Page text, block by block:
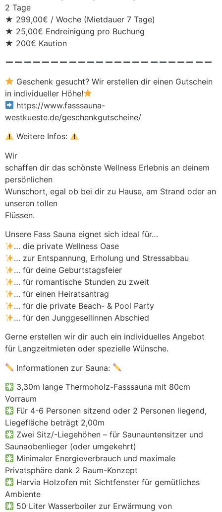
2 Tage
★ 299,00€ / Woche (Mietdauer 7 Tage)
★ 25,00€ Endreinigung pro Buchung
★ 200€ Kaution
Geschenk gesucht? Wir erstellen dir einen Gutschein
in individueller Höhe!
https://www.fasssauna-
westkueste.de/geschenkgutscheine/
Weitere Infos:
Wir
schaffen dir das schönste Wellness Erlebnis an deinem
persönlichen
Wunschort, egal ob bei dir zu Hause, am Strand oder an
unseren tollen
Flüssen.
Unsere Fass Sauna eignet sich ideal für…
… die private Wellness Oase
… zur Entspannung, Erholung und Stressabbau
… für deine Geburtstagsfeier
… für romantische Stunden zu zweit
… für einen Heiratsantrag
… für die private Beach- & Pool Party
… für den Junggesellinnen Abschied
Gerne erstellen wir dir auch ein individuelles Angebot
für Langzeitmieten oder spezielle Wünsche.
Informationen zur Sauna:
3,30m lange Thermoholz-Fasssauna mit 80cm
Vorraum
Für 4-6 Personen sitzend oder 2 Personen liegend,
Liegefläche beträgt 2,00m
Zwei Sitz/-Liegehöhen – für Saunauntensitzer und
Saunaobenlieger (oder umgekehrt)
Minimaler Energieverbrauch und maximale
Privatsphäre dank 2 Raum-Konzept
Harvia Holzofen mit Sichtfenster für gemütliches
Ambiente
50 Liter Wasserboiler zur Erwärmung von